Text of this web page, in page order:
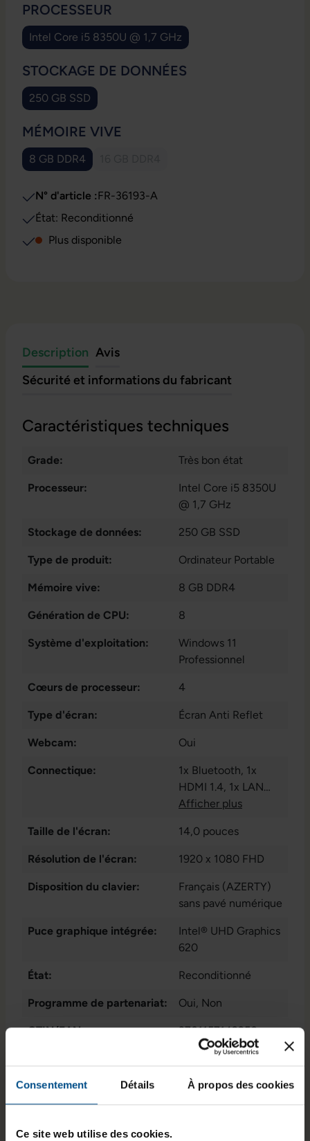
Consentement Détails À propos des cookies
Ce site web utilise des cookies.
SÉLECTIONNEZ
PROCESSEUR
Intel Core i5 8350U @ 1,7 GHz
(Cette option n'est pas disponible pour le
SÉLECTIONNEZ
STOCKAGE DE DONNÉES
250 GB SSD
(Cette option n'est pas disponible pour le moment.)
SÉLECTIONNEZ
MÉMOIRE VIVE
8 GB DDR4
(Cette option n'est pas disponible pour le moment.)
N° d'article :FR-36193-A
État: Reconditionné
Plus disponible
Description Avis
Sécurité et informations du fabricant
Caractéristiques techniques
Grade: Très bon état
Processeur:
Intel Core i5 8350U
@ 1,7 GHz
Stockage de données: 250 GB SSD
Type de produit: Ordinateur Portable
Mémoire vive: 8 GB DDR4
Génération de CPU: 8
Système d'exploitation:
Windows 11
Professionnel
Cœurs de processeur: 4
Type d'écran: Écran Anti Reflet
Webcam: Oui
Connectique: 1x Bluetooth, 1x
HDMI 1.4, 1x LAN
RJ-45, 1x USB 3.1
microphone -
combo 3.5 mm , 3 x
Afficher plus
Taille de l'écran: 14,0 pouces
Résolution de l'écran: 1920 x 1080 FHD
Disposition du clavier:
Français (AZERTY)
sans pavé numérique
Puce graphique intégrée:
Intel® UHD Graphics
620
État: Reconditionné
Programme de partenariat: Oui, Non
GTIN/EAN : 3701157142250
331 x 220,9 x 17,9
mm
Poids : 1,4 kg